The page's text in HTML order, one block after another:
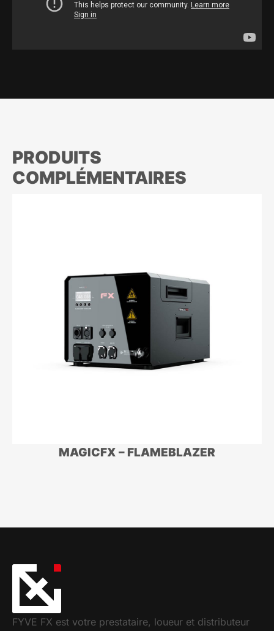
PRODUITS
COMPLÉMENTAIRES
MAGICFX – FLAMEBLAZER
FYVE FX est votre prestataire, loueur et distributeur